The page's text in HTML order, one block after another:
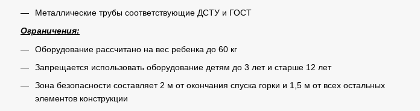
Металлические трубы соответствующие ДСТУ и ГОСТ
Ограничения:
Оборудование рассчитано на вес ребенка до 60 кг
Запрещается использовать оборудование детям до 3 лет и старше 12 лет
Зона безопасности составляет 2 м от окончания спуска горки и 1,5 м от всех остальных
элементов конструкции